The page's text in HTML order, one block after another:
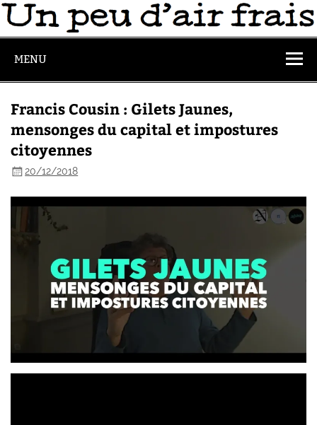
MENU
Francis Cousin : Gilets Jaunes,
mensonges du capital et impostures
citoyennes
20/12/2018